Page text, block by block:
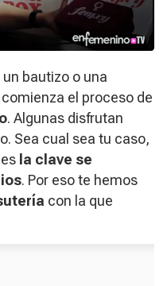
un bautizo o una
el proceso de
. Algunas disfrutan
Sea cual sea tu caso,
la clave se
. Por eso te hemos
con la que